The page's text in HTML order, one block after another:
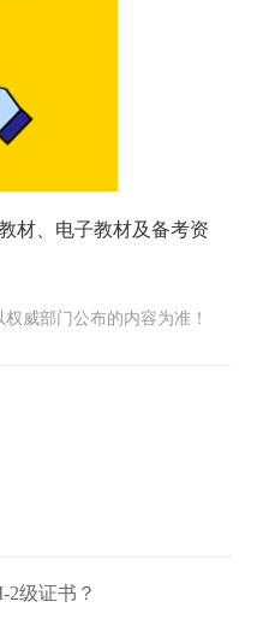
材、电子教材及备考资
威部门公布的内容为准！
2级证书？